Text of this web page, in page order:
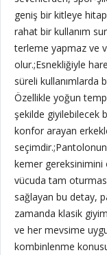
geniş bir kitleye
rahat bir kullanım
terleme yapmaz ve
olur.;Esnekliğiyle
süreli kullanımlarda
Özellikle yoğun
şekilde giyilebilecek
konfor arayan
kemer gereksinimini
vücuda tam
sağlayan bu detay,
zamanda klasik
ve her mevsime
kombinlenme